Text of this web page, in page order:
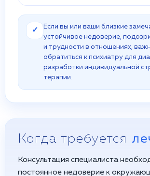
✓
Если вы или ваши близкие
устойчивое недоверие,
и трудности в отношениях,
обратиться к психиатру для
разработки индивидуальной
терапии.
Когда требуется
Консультация специалиста
постоянное недоверие к